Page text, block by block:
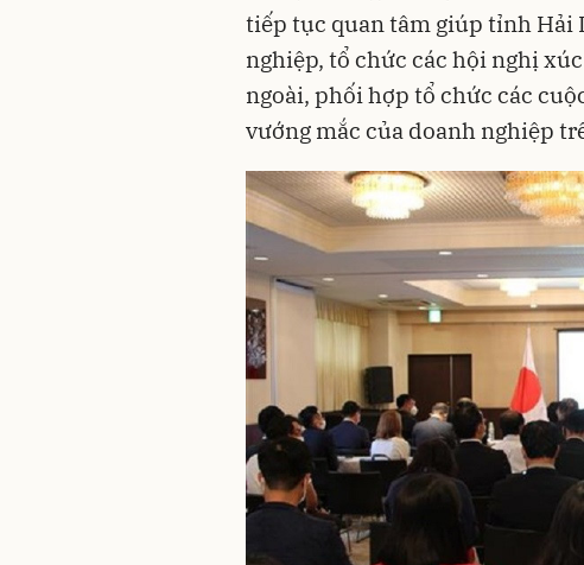
tiếp tục quan tâm giúp tỉnh Hải
nghiệp, tổ chức các hội nghị
ngoài, phối hợp tổ chức các
vướng mắc của doanh nghiệp